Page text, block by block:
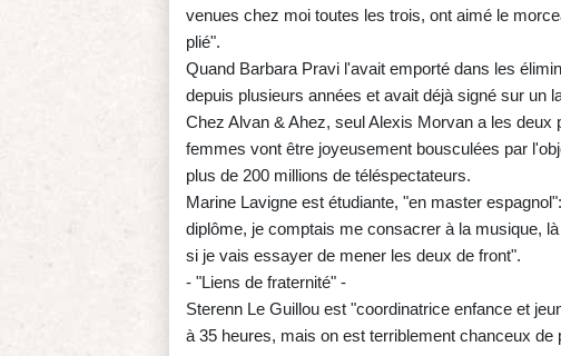
venues chez moi toutes les trois, ont aimé le
plié".
Quand Barbara Pravi l'avait emporté dans les
depuis plusieurs années et avait déjà signé sur un
Chez Alvan & Ahez, seul Alexis Morvan a les
femmes vont être joyeusement bousculées par
plus de 200 millions de téléspectateurs.
Marine Lavigne est étudiante, "en master
diplôme, je comptais me consacrer à la musique,
si je vais essayer de mener les deux de front".
- "Liens de fraternité" -
Sterenn Le Guillou est "coordinatrice enfance et
à 35 heures, mais on est terriblement chanceux